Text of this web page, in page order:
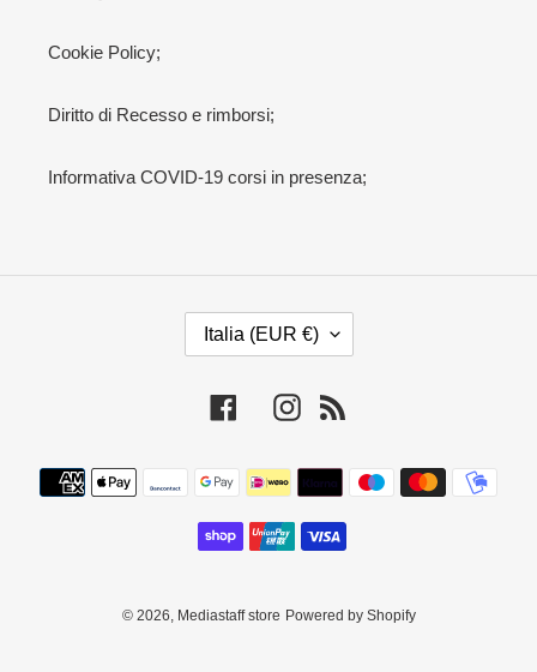
Cookie Policy;
Diritto di Recesso e rimborsi;
Informativa COVID-19 corsi in presenza;
R
E
G
E
Italia (EUR €)
FacebookInstagram
Metodi
di
pagamento
© 2026, Mediastaff store Powered by Shopify